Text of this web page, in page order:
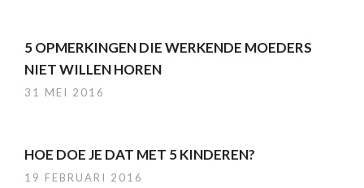
5 OPMERKINGEN DIE WERKENDE MOEDERS
NIET WILLEN HOREN
31 MEI 2016
HOE DOE JE DAT MET 5 KINDEREN?
19 FEBRUARI 2016